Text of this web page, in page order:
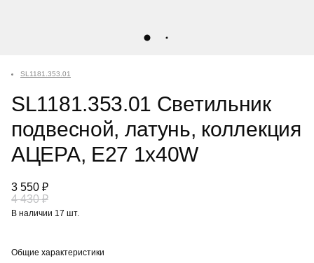
SL1181.353.01
SL1181.353.01 Светильник
подвесной, латунь, коллекция
АЦЕРА, E27 1x40W
3 550 ₽
4 430 ₽
В наличии 17 шт.
Общие характеристики